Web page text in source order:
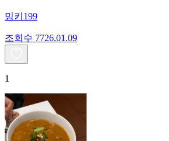
밍키199
조회수 7726.01.09
1